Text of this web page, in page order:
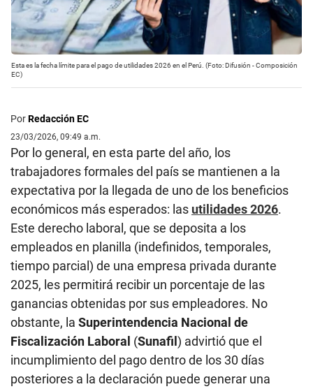
Esta es la fecha límite para el pago de utilidades 2026 en el Perú. (Foto: Difusión - Composición
EC)
PorRedacción EC
23/03/2026, 09:49 a.m.
Por lo general, en esta parte del año, los
trabajadores formales del país se mantienen a la
expectativa por la llegada de uno de los beneficios
económicos más esperados: las utilidades 2026.
Este derecho laboral, que se deposita a los
empleados en planilla (indefinidos, temporales,
tiempo parcial) de una empresa privada durante
2025, les permitirá recibir un porcentaje de las
ganancias obtenidas por sus empleadores. No
obstante, la Superintendencia Nacional de
Fiscalización Laboral (Sunafil) advirtió que el
incumplimiento del pago dentro de los 30 días
posteriores a la declaración puede generar una